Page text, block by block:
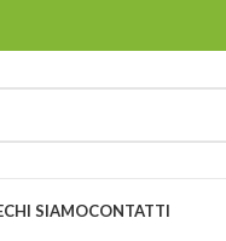
CHI SIAMOCONTATTI